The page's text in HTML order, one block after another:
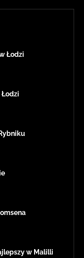
Łodzi
Łodzi
w Malilli